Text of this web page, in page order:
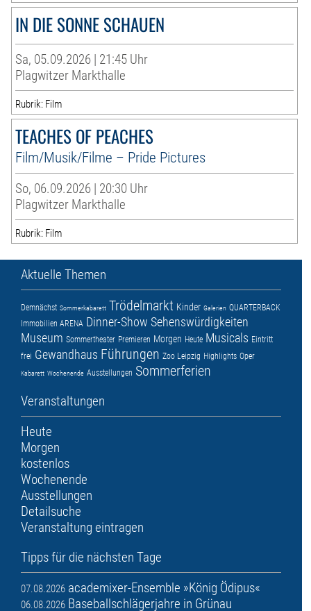
IN DIE SONNE SCHAUEN
Sa, 05.09.2026 | 21:45 Uhr
Plagwitzer Markthalle
Rubrik: Film
TEACHES OF PEACHES
Film/Musik/Filme – Pride Pictures
So, 06.09.2026 | 20:30 Uhr
Plagwitzer Markthalle
Rubrik: Film
Aktuelle Themen
Demnächst Sommerkabarett Trödelmarkt Kinder Galerien QUARTERBACK
Immobilien ARENA Dinner-Show Sehenswürdigkeiten
Museum Sommertheater Premieren Morgen Heute Musicals Eintritt
frei Gewandhaus Führungen Zoo Leipzig Highlights Oper
Kabarett Wochenende Ausstellungen Sommerferien
Veranstaltungen
Heute
Morgen
kostenlos
Wochenende
Ausstellungen
Detailsuche
Veranstaltung eintragen
Tipps für die nächsten Tage
07.08.2026 academixer-Ensemble »König Ödipus«
06.08.2026 Baseballschlägerjahre in Grünau